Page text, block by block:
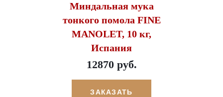
Миндальная мука
тонкого помола FINE
MANOLET, 10 кг,
Испания
12870 руб.
ЗАКАЗАТЬ